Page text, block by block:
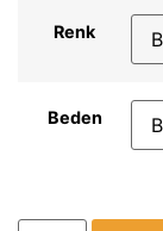
Renk
Beden